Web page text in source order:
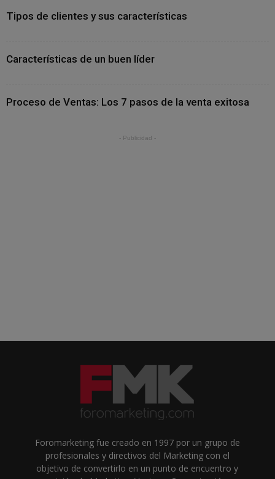
Tipos de clientes y sus características
Características de un buen líder
Proceso de Ventas: Los 7 pasos de la venta exitosa
- Publicidad -
Foromarketing fue creado en 1997 por un grupo de
profesionales y directivos del Marketing con el
objetivo de convertirlo en un punto de encuentro y